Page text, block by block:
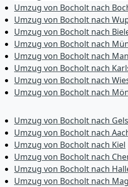
Umzug von Bocholt nach
Umzug von Bocholt nach
Umzug von Bocholt nach
Umzug von Bocholt nach
Umzug von Bocholt nach
Umzug von Bocholt nach
Umzug von Bocholt nach
Umzug von Bocholt nach
Umzug von Bocholt nach
Umzug von Bocholt nach
Umzug von Bocholt nach Kiel
Umzug von Bocholt nach
Umzug von Bocholt nach
Umzug von Bocholt nach